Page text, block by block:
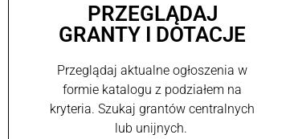
PRZEGLĄDAJ
GRANTY I DOTACJE
Przeglądaj aktualne ogłoszenia w
formie katalogu z podziałem na
kryteria. Szukaj grantów centralnych
lub unijnych.